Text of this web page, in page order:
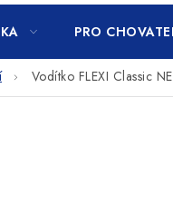
PRO
Vodítko FLEXI Classic